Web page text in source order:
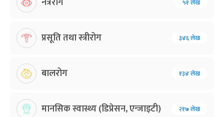
५१ लेख
प्रसूति तथा स्त्रीरोग ३४६ लेख
बालरोग १३४ लेख
मानसिक स्वास्थ्य (डिप्रेसन, एन्जाइटी) २१७ लेख